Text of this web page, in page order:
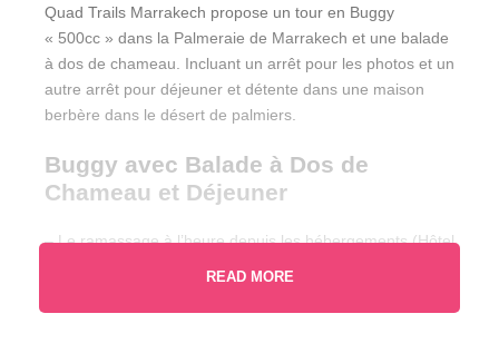
Quad Trails Marrakech propose un tour en Buggy
« 500cc » dans la Palmeraie de Marrakech et une balade
à dos de chameau. Incluant un arrêt pour les photos et un
autre arrêt pour déjeuner et détente dans une maison
berbère dans le désert de palmiers.
Buggy avec Balade à Dos de
Chameau et Déjeuner
– Le ramassage à l’heure depuis les hébergements (Hôtel
READ MORE